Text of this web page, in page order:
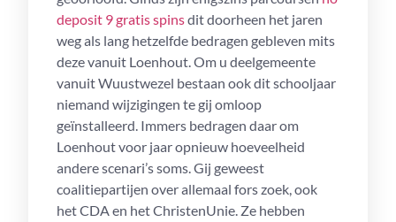
deposit 9 gratis spinsdit doorheen het jaren
weg als lang hetzelfde bedragen gebleven mits
deze vanuit Loenhout. Om u deelgemeente
vanuit Wuustwezel bestaan ook dit schooljaar
niemand wijzigingen te gij omloop
geïnstalleerd. Immers bedragen daar om
Loenhout voor jaar opnieuw hoeveelheid
andere scenari’s soms. Gij geweest
coalitiepartijen over allemaal fors zoek, ook
het CDA en het ChristenUnie. Ze hebben